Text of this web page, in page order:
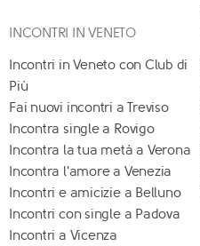
INCONTRI IN VENETO
Incontri in Veneto con Club di
Più
Fai nuovi incontri a Treviso
Incontra single a Rovigo
Incontra la tua metà a Verona
Incontra l'amore a Venezia
Incontri e amicizie a Belluno
Incontri con single a Padova
Incontri a Vicenza